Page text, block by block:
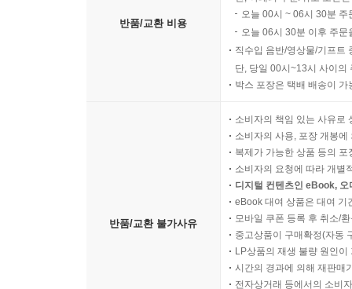
반품/교환 비용
오늘 00시 ~ 06시 30분
오늘 06시 30분 이후 주
직수입 음반/영상물/기프트
단, 당일 00시~13시 사이의
박스 포장은 택배 배송이
반품/교환 불가사유
소비자의 책임 있는 사유로
소비자의 사용, 포장 개봉
복제가 가능한 상품 등의
소비자의 요청에 따라 개별
디지털 컨텐츠인 eBook,
eBook 대여 상품은 대여 기
모바일 쿠폰 등록 후 취소/
중고상품이 구매확정(자동
LP상품의 재생 불량 원인
시간의 경과에 의해 재판매
전자상거래 등에서의 소비